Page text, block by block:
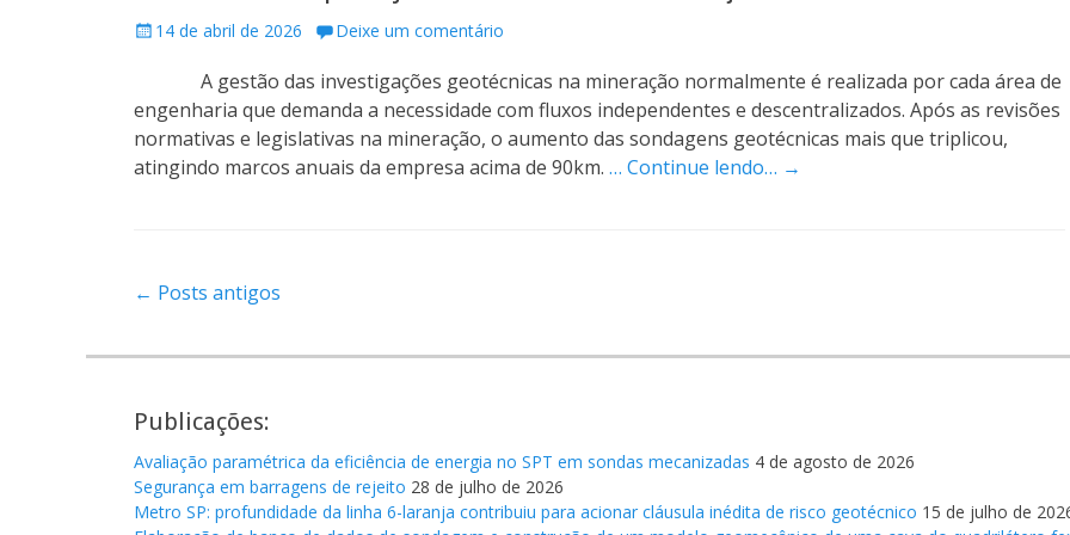
P
t
e
o
14 de abril de 2026 Deixe um comentário
A gestão das investigações geotécnicas na mineração normalmente é realizada por cada área de
engenharia que demanda a necessidade com fluxos independentes e descentralizados. Após as revisões
normativas e legislativas na mineração, o aumento das sondagens geotécnicas mais que triplicou,
atingindo marcos anuais da empresa acima de 90km. … Continue lendo… →
Navegação
← Posts antigos
Publicações:
Avaliação paramétrica da eficiência de energia no SPT em sondas mecanizadas 4 de agosto de 2026
Segurança em barragens de rejeito 28 de julho de 2026
Metro SP: profundidade da linha 6-laranja contribuiu para acionar cláusula inédita de risco geotécnico 15 de julho de